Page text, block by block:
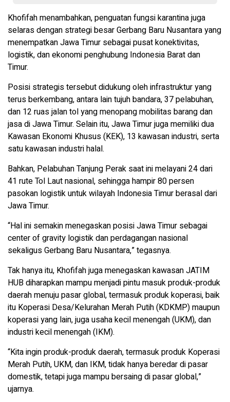
Khofifah menambahkan, penguatan fungsi karantina juga
selaras dengan strategi besar Gerbang Baru Nusantara yang
menempatkan Jawa Timur sebagai pusat konektivitas,
logistik, dan ekonomi penghubung Indonesia Barat dan
Timur.
Posisi strategis tersebut didukung oleh infrastruktur yang
terus berkembang, antara lain tujuh bandara, 37 pelabuhan,
dan 12 ruas jalan tol yang menopang mobilitas barang dan
jasa di Jawa Timur. Selain itu, Jawa Timur juga memiliki dua
Kawasan Ekonomi Khusus (KEK), 13 kawasan industri, serta
satu kawasan industri halal.
Bahkan, Pelabuhan Tanjung Perak saat ini melayani 24 dari
41 rute Tol Laut nasional, sehingga hampir 80 persen
pasokan logistik untuk wilayah Indonesia Timur berasal dari
Jawa Timur.
“Hal ini semakin menegaskan posisi Jawa Timur sebagai
center of gravity logistik dan perdagangan nasional
sekaligus Gerbang Baru Nusantara,” tegasnya.
Tak hanya itu, Khofifah juga menegaskan kawasan JATIM
HUB diharapkan mampu menjadi pintu masuk produk-produk
daerah menuju pasar global, termasuk produk koperasi, baik
itu Koperasi Desa/Kelurahan Merah Putih (KDKMP) maupun
koperasi yang lain, juga usaha kecil menengah (UKM), dan
industri kecil menengah (IKM).
“Kita ingin produk-produk daerah, termasuk produk Koperasi
Merah Putih, UKM, dan IKM, tidak hanya beredar di pasar
domestik, tetapi juga mampu bersaing di pasar global,”
ujarnya.